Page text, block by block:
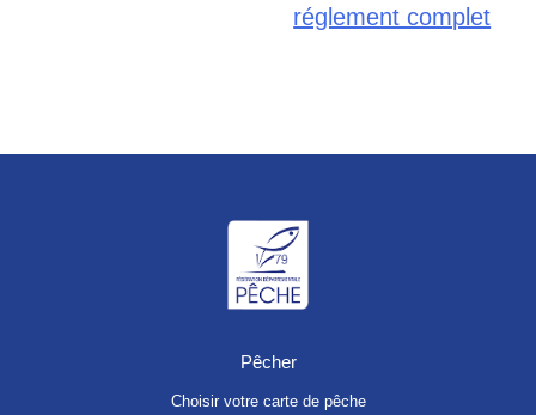
réglement complet
Pêcher
Choisir votre carte de pêche